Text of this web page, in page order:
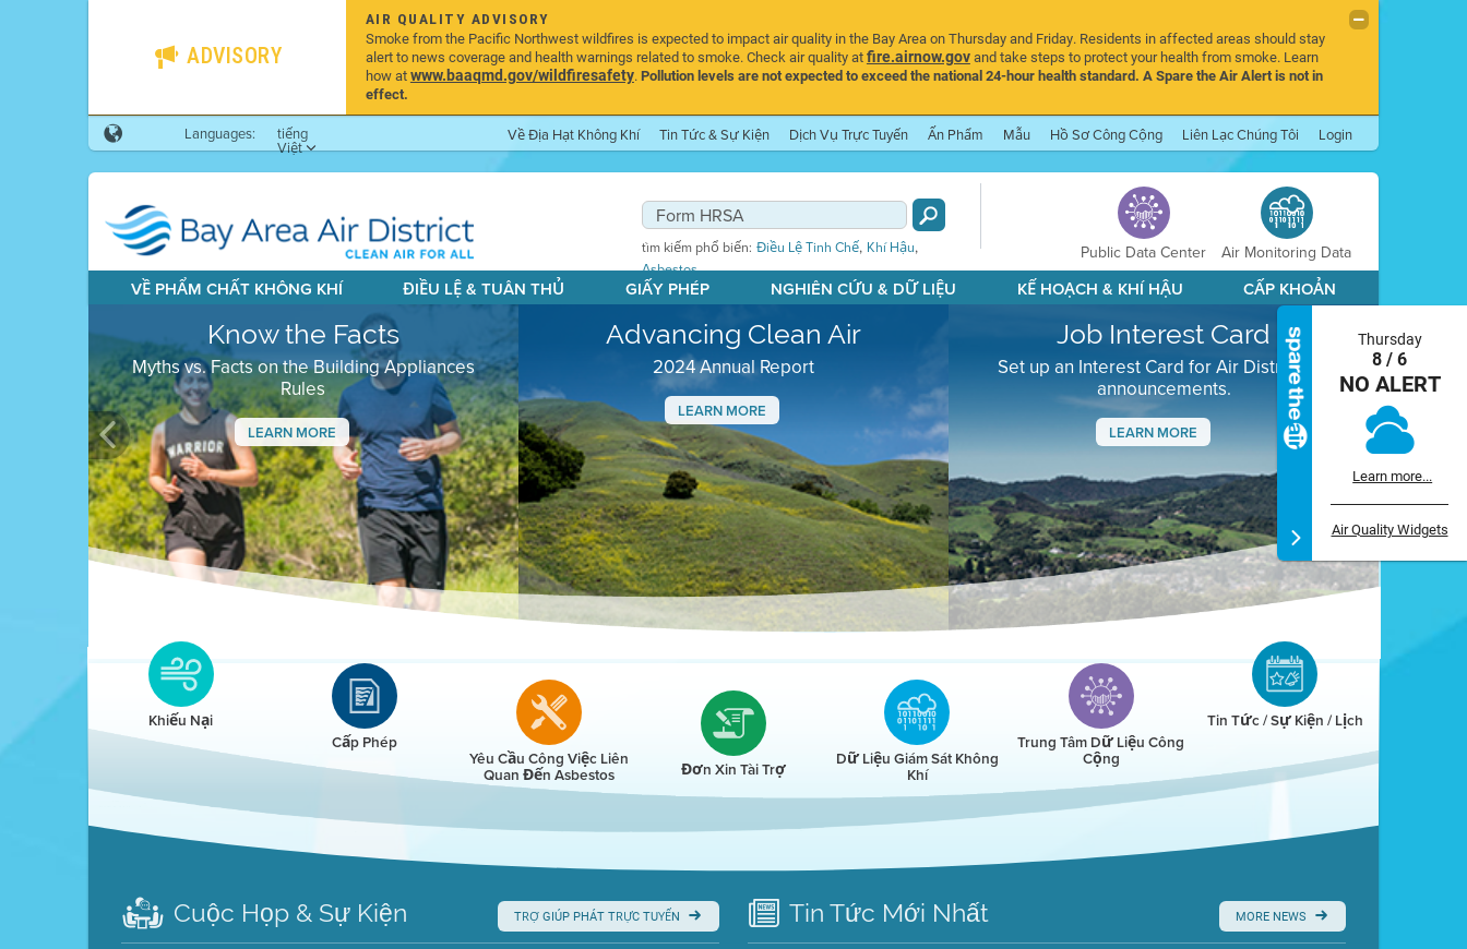
ADVISORY
AIR QUALITY ADVISORY
Smoke from the Pacific Northwest wildfires is expected to impact air quality in the Bay Area on Thursday and Friday. Residents in affected areas should stay
alert to news coverage and health warnings related to smoke. Check air quality atfire.airnow.govand take steps to protect your health from smoke. Learn
how atwww.baaqmd.gov/wildfiresafety.Pollution levels are not expected to exceed the national 24-hour health standard. A Spare the Air Alert is not in
effect.
Languages:
tiếng
Việt
Về Địa Hạt Không Khí Tin Tức & Sự Kiện Dịch Vụ Trực Tuyến Ấn Phẩm Mẫu Hồ Sơ Công Cộng Liên Lạc Chúng Tôi Login
tìm kiếm phổ biến: Điều Lệ Tinh Chế, Khí Hậu,
Asbestos
Public Data Center Air Monitoring Data
VỀ PHẨM CHẤT KHÔNG KHÍ ĐIỀU LỆ & TUÂN THỦ GIẤY PHÉP NGHIÊN CỨU & DỮ LIỆU KẾ HOẠCH & KHÍ HẬU CẤP KHOẢN
Know the Facts
Myths vs. Facts on the Building Appliances
Rules
LEARN MORE
Advancing Clean Air
2024 Annual Report
LEARN MORE
Job Interest Card
Set up an Interest Card for Air District job
announcements.
LEARN MORE
Clean HEET
Clean HEET helps homeowners remove and/or
replace wood-burning devices with electric
heat pumps.
Previous Next
Thursday
8 / 6
NO ALERT
Learn more...
Air Quality Widgets
Khiếu Nại
Cấp Phép
Yêu Cầu Công Việc Liên
Quan Đến Asbestos Đơn Xin Tài Trợ Dữ Liệu Giám Sát Không
Khí
Trung Tâm Dữ Liệu Công
Cộng
Tin Tức / Sự Kiện / Lịch
Cuộc Họp & Sự Kiện TRỢ GIÚP PHÁT TRỰC TUYẾN Tin Tức Mới Nhất MORE NEWS